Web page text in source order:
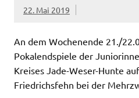
22. Mai 2019
An dem Wochenende 21./
Pokalendspiele der
Kreises Jade-Weser-Hunte
Friedrichsfehn bei der